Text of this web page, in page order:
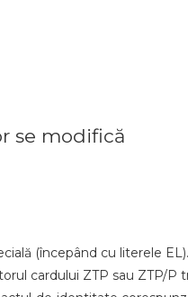
se modifică
(începând cu literele EL).
cardului ZTP sau ZTP/P